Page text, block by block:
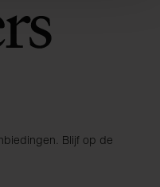
Blijf op de